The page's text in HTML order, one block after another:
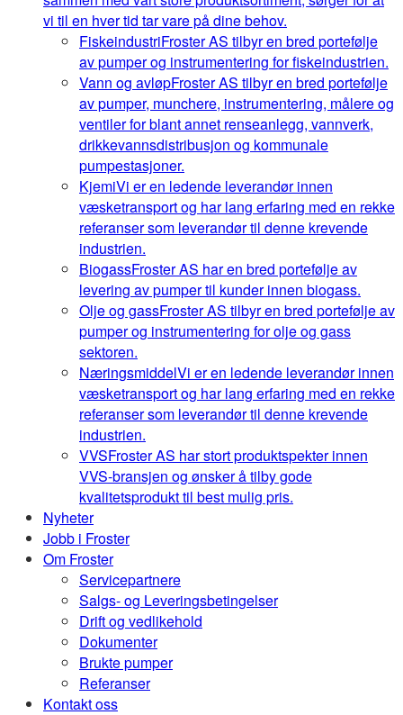
vi til en hver tid tar vare på dine behov.
FiskeindustriFroster AS tilbyr en bred portefølje
av pumper og instrumentering for fiskeindustrien.
Vann og avløpFroster AS tilbyr en bred portefølje
av pumper, munchere, instrumentering, målere og
ventiler for blant annet renseanlegg, vannverk,
drikkevannsdistribusjon og kommunale
pumpestasjoner.
KjemiVi er en ledende leverandør innen
væsketransport og har lang erfaring med en rekke
referanser som leverandør til denne krevende
industrien.
BiogassFroster AS har en bred portefølje av
levering av pumper til kunder innen biogass.
Olje og gassFroster AS tilbyr en bred portefølje av
pumper og instrumentering for olje og gass
sektoren.
NæringsmiddelVi er en ledende leverandør innen
væsketransport og har lang erfaring med en rekke
referanser som leverandør til denne krevende
industrien.
VVSFroster AS har stort produktspekter innen
VVS-bransjen og ønsker å tilby gode
kvalitetsprodukt til best mulig pris.
Nyheter
Jobb i Froster
Om Froster
Servicepartnere
Salgs- og Leveringsbetingelser
Drift og vedlikehold
Dokumenter
Brukte pumper
Referanser
Kontakt oss